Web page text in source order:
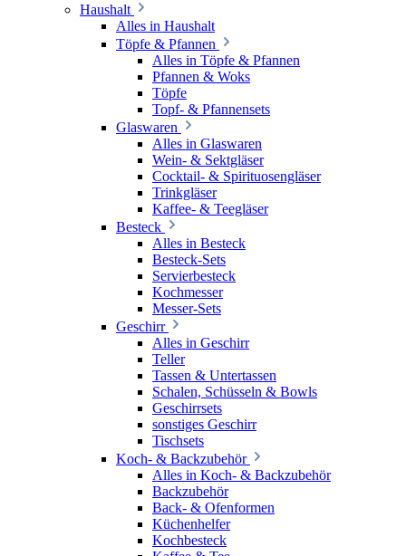
Haushalt
Alles in Haushalt
Töpfe & Pfannen
Alles in Töpfe & Pfannen
Pfannen & Woks
Töpfe
Topf- & Pfannensets
Glaswaren
Alles in Glaswaren
Wein- & Sektgläser
Cocktail- & Spirituosengläser
Trinkgläser
Kaffee- & Teegläser
Besteck
Alles in Besteck
Besteck-Sets
Servierbesteck
Kochmesser
Messer-Sets
Geschirr
Alles in Geschirr
Teller
Tassen & Untertassen
Schalen, Schüsseln & Bowls
Geschirrsets
sonstiges Geschirr
Tischsets
Koch- & Backzubehör
Alles in Koch- & Backzubehör
Backzubehör
Back- & Ofenformen
Küchenhelfer
Kochbesteck